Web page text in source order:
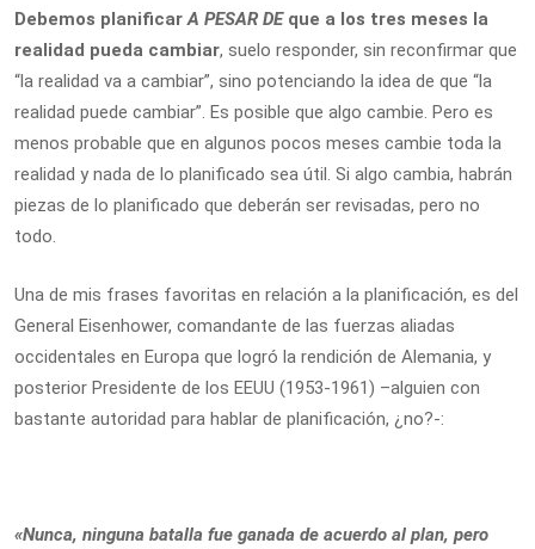
Debemos planificarA PESAR DEque a los tres meses la
realidad pueda cambiar, suelo responder, sin reconfirmar que
“la realidad va a cambiar”, sino potenciando la idea de que “la
realidad puede cambiar”. Es posible que algo cambie. Pero es
menos probable que en algunos pocos meses cambie toda la
realidad y nada de lo planificado sea útil. Si algo cambia, habrán
piezas de lo planificado que deberán ser revisadas, pero no
todo.
Una de mis frases favoritas en relación a la planificación, es del
General Eisenhower, comandante de las fuerzas aliadas
occidentales en Europa que logró la rendición de Alemania, y
posterior Presidente de los EEUU (1953-1961) –alguien con
bastante autoridad para hablar de planificación, ¿no?-:
«Nunca, ninguna batalla fue ganada de acuerdo al plan, pero